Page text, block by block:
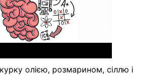
олією, розмарином, сіллю і